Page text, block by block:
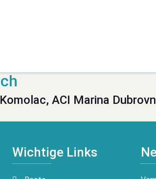
Komolac, ACI Marina
Wichtige Links